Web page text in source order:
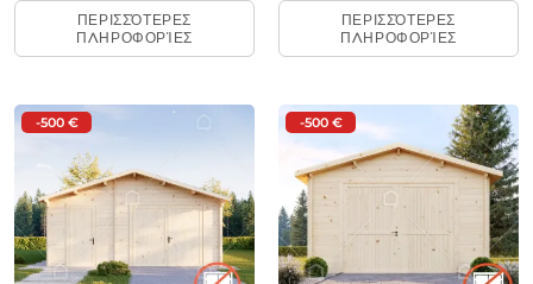
ΠΕΡΙΣΣΌΤΕΡΕΣ
ΠΛΗΡΟΦΟΡΊΕΣ
ΠΕΡΙΣΣΌΤΕΡΕΣ
ΠΛΗΡΟΦΟΡΊΕΣ
-500 € -500 €